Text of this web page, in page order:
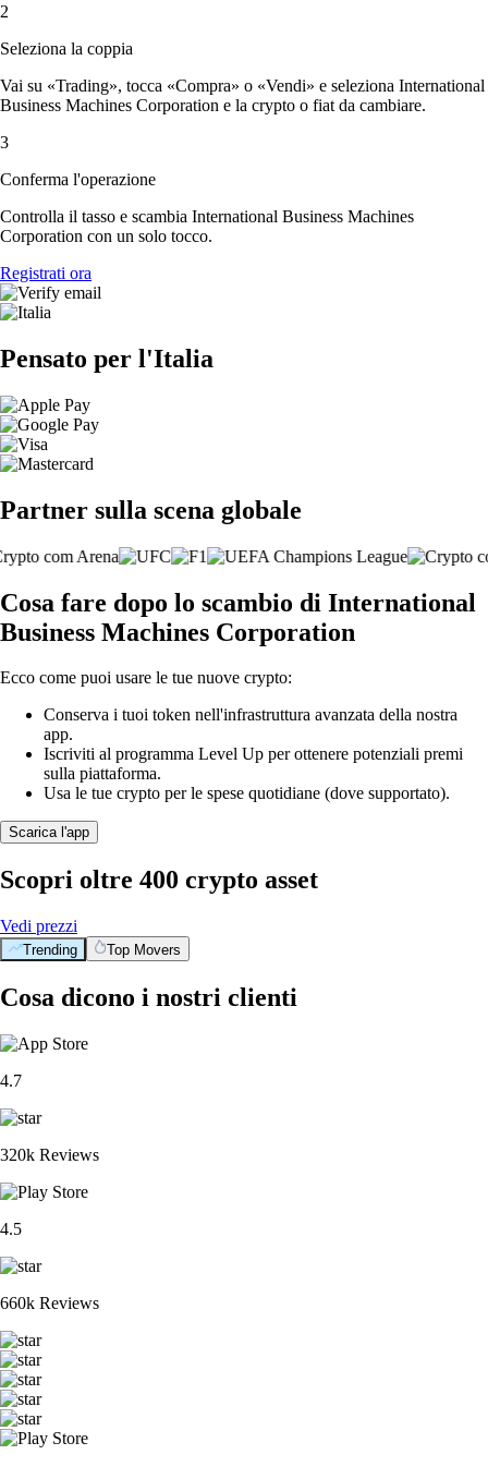
2
Seleziona la coppia
Vai su «Trading», tocca «Compra» o «Vendi» e seleziona International
Business Machines Corporation e la crypto o fiat da cambiare.
3
Conferma l'operazione
Controlla il tasso e scambia International Business Machines
Corporation con un solo tocco.
Registrati ora
Pensato per l'Italia
Partner sulla scena globale
Cosa fare dopo lo scambio di International
Business Machines Corporation
Ecco come puoi usare le tue nuove crypto:
Conserva i tuoi token nell'infrastruttura avanzata della nostra
app.
Iscriviti al programma Level Up per ottenere potenziali premi
sulla piattaforma.
Usa le tue crypto per le spese quotidiane (dove supportato).
Scarica l'app
Scopri oltre 400 crypto asset
Vedi prezzi
Trending Top Movers
Cosa dicono i nostri clienti
4.7
320k Reviews
4.5
660k Reviews